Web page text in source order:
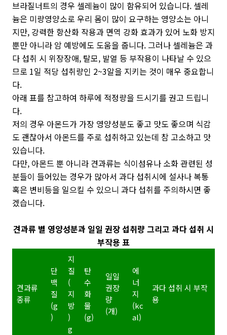
브라질너트의 경우 셀레늄이 많이 함유되어 있습니다. 셀레
늄은 미량영양소로 우리 몸이 많이 요구하는 영양소는 아니
지만, 강력한 항산화 작용과 면역 강화 효과가 있어 노화 방지
뿐만 아니라 암 예방에도 도움을 줍니다. 그러나 셀레늄은 과
다 섭취 시 위장장애, 탈모, 발열 등 부작용이 나타날 수 있으
므로 1일 적당 섭취량인 2~3알을 지키는 것이 매우 중요합니
다.
아래 표를 참고하여 하루에 적정량을 드시기를 권고 드립니
다.
저의 경우 아몬드가 가장 영양성분도 좋고 맛도 좋으며 식감
도 괜찮아서 아몬드를 주로 섭취하고 있는데 참 고소하고 맛
있습니다.
다만, 아몬드 뿐 아니라 견과류는 식이섬유나 소화 관련된 성
분들이 들어있는 경우가 많아서 과다 섭취시에 설사나 복통
혹은 변비등을 일으킬 수 있으니 과다 섭취를 주의하시면 좋
겠습니다.
견과류 별 영양성분과 일일 권장 섭취량 그리고 과다 섭취 시
부작용 표
견과류
종류
단
백
질
(g
)
지
질
(
지
방
)
g
탄
수
화
물
(g)
일일
권장
량
(개)
에
너
지
(kc
al)
과다 섭취 시 부작
용